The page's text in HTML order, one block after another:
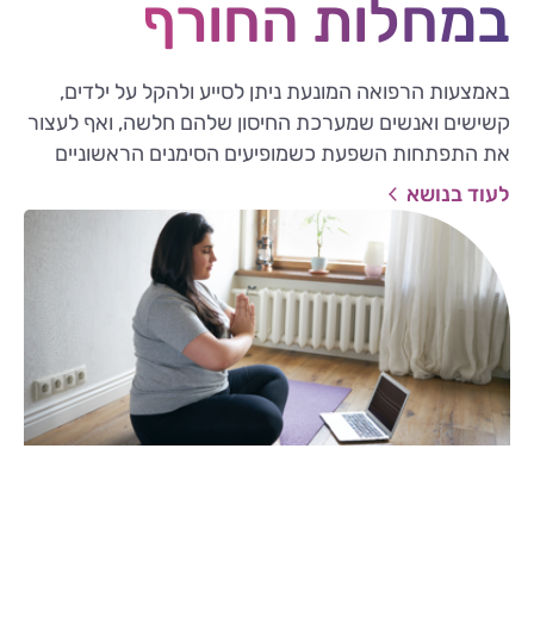
במחלות החורף
באמצעות הרפואה המונעת ניתן לסייע ולהקל על ילדים,
קשישים ואנשים שמערכת החיסון שלהם חלשה, ואף לעצור
את התפתחות השפעת כשמופיעים הסימנים הראשוניים
לעוד בנושא